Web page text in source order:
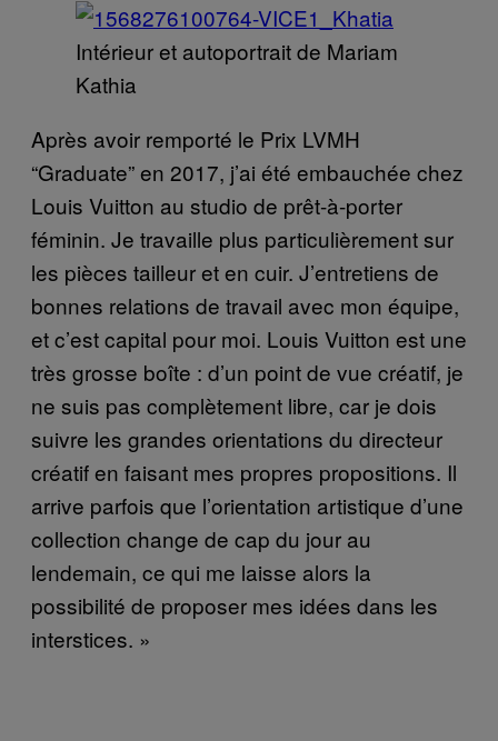
Intérieur et autoportrait de Mariam
Kathia
Après avoir remporté le Prix LVMH
“Graduate” en 2017, j’ai été embauchée chez
Louis Vuitton au studio de prêt-à-porter
féminin. Je travaille plus particulièrement sur
les pièces tailleur et en cuir. J’entretiens de
bonnes relations de travail avec mon équipe,
et c’est capital pour moi. Louis Vuitton est une
très grosse boîte : d’un point de vue créatif, je
ne suis pas complètement libre, car je dois
suivre les grandes orientations du directeur
créatif en faisant mes propres propositions. Il
arrive parfois que l’orientation artistique d’une
collection change de cap du jour au
lendemain, ce qui me laisse alors la
possibilité de proposer mes idées dans les
interstices. »